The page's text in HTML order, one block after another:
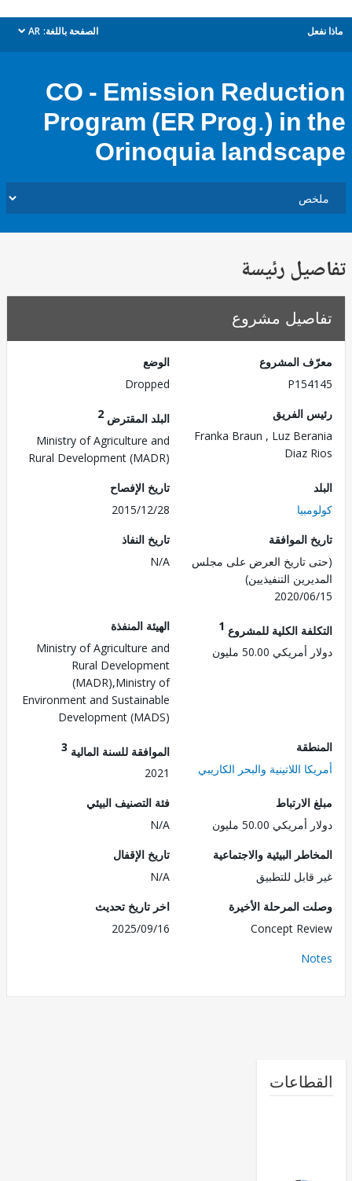
الصفحة باللغة: AR
dropdown
CO - Emission
Program (ER Prog.) in
Orinoquia
رئيسة
مشروع
المشروع
Dropped
الفريق
Franka Braun , Luz
Diaz
البلد المقترض
Ministry of Agriculture and
Rural Development (MADR)
تاريخ الإفصاح
2015/12/28
الموافقة
تاريخ العرض على مجلس
التنفيذيين)
2020/
تاريخ النفاذ
N/A
الكلية للمشروع1
50.00 مليون
الهيئة المنفذة
Ministry of Agriculture and
Rural Development
(MADR),Ministry of
Environment and Sustainable
Development (MADS)
اللاتينية والبحر الكاريبي
الموافقة للسنة المالية3
2021
50.00 مليون
فئة التصنيف البيئي
البيئية والاجتماعية
للتطبيق
تاريخ الإقفال
المرحلة الأخيرة
Concept
اخر تاريخ تحديث
2025/09/16